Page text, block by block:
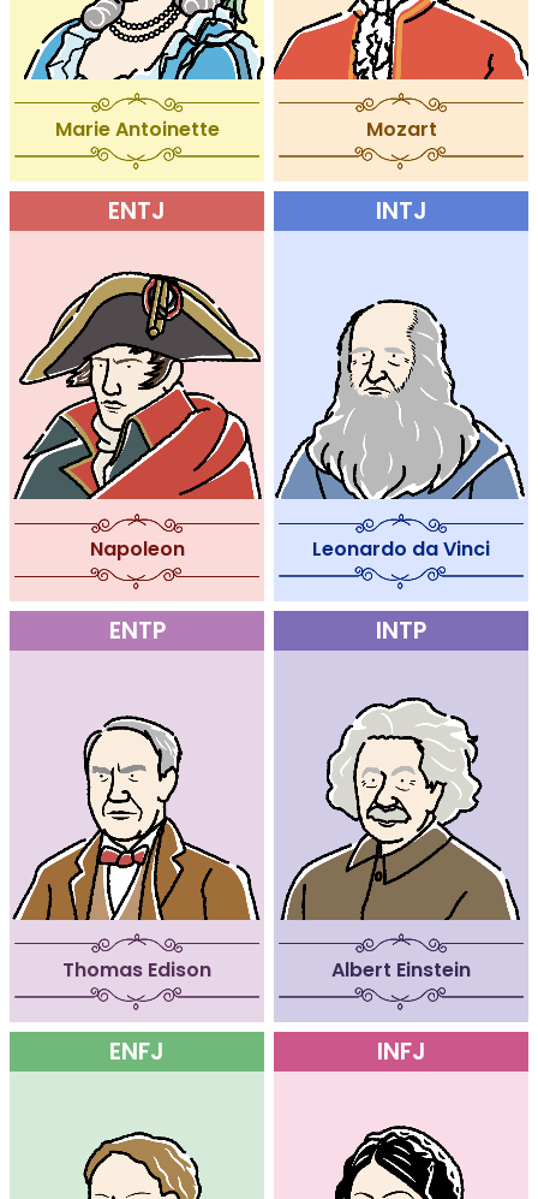
Marie Antoinette Mozart
ENTJ
Napoleon
INTJ
Leonardo da Vinci
ENTP
Thomas Edison
INTP
Albert Einstein
ENFJ INFJ